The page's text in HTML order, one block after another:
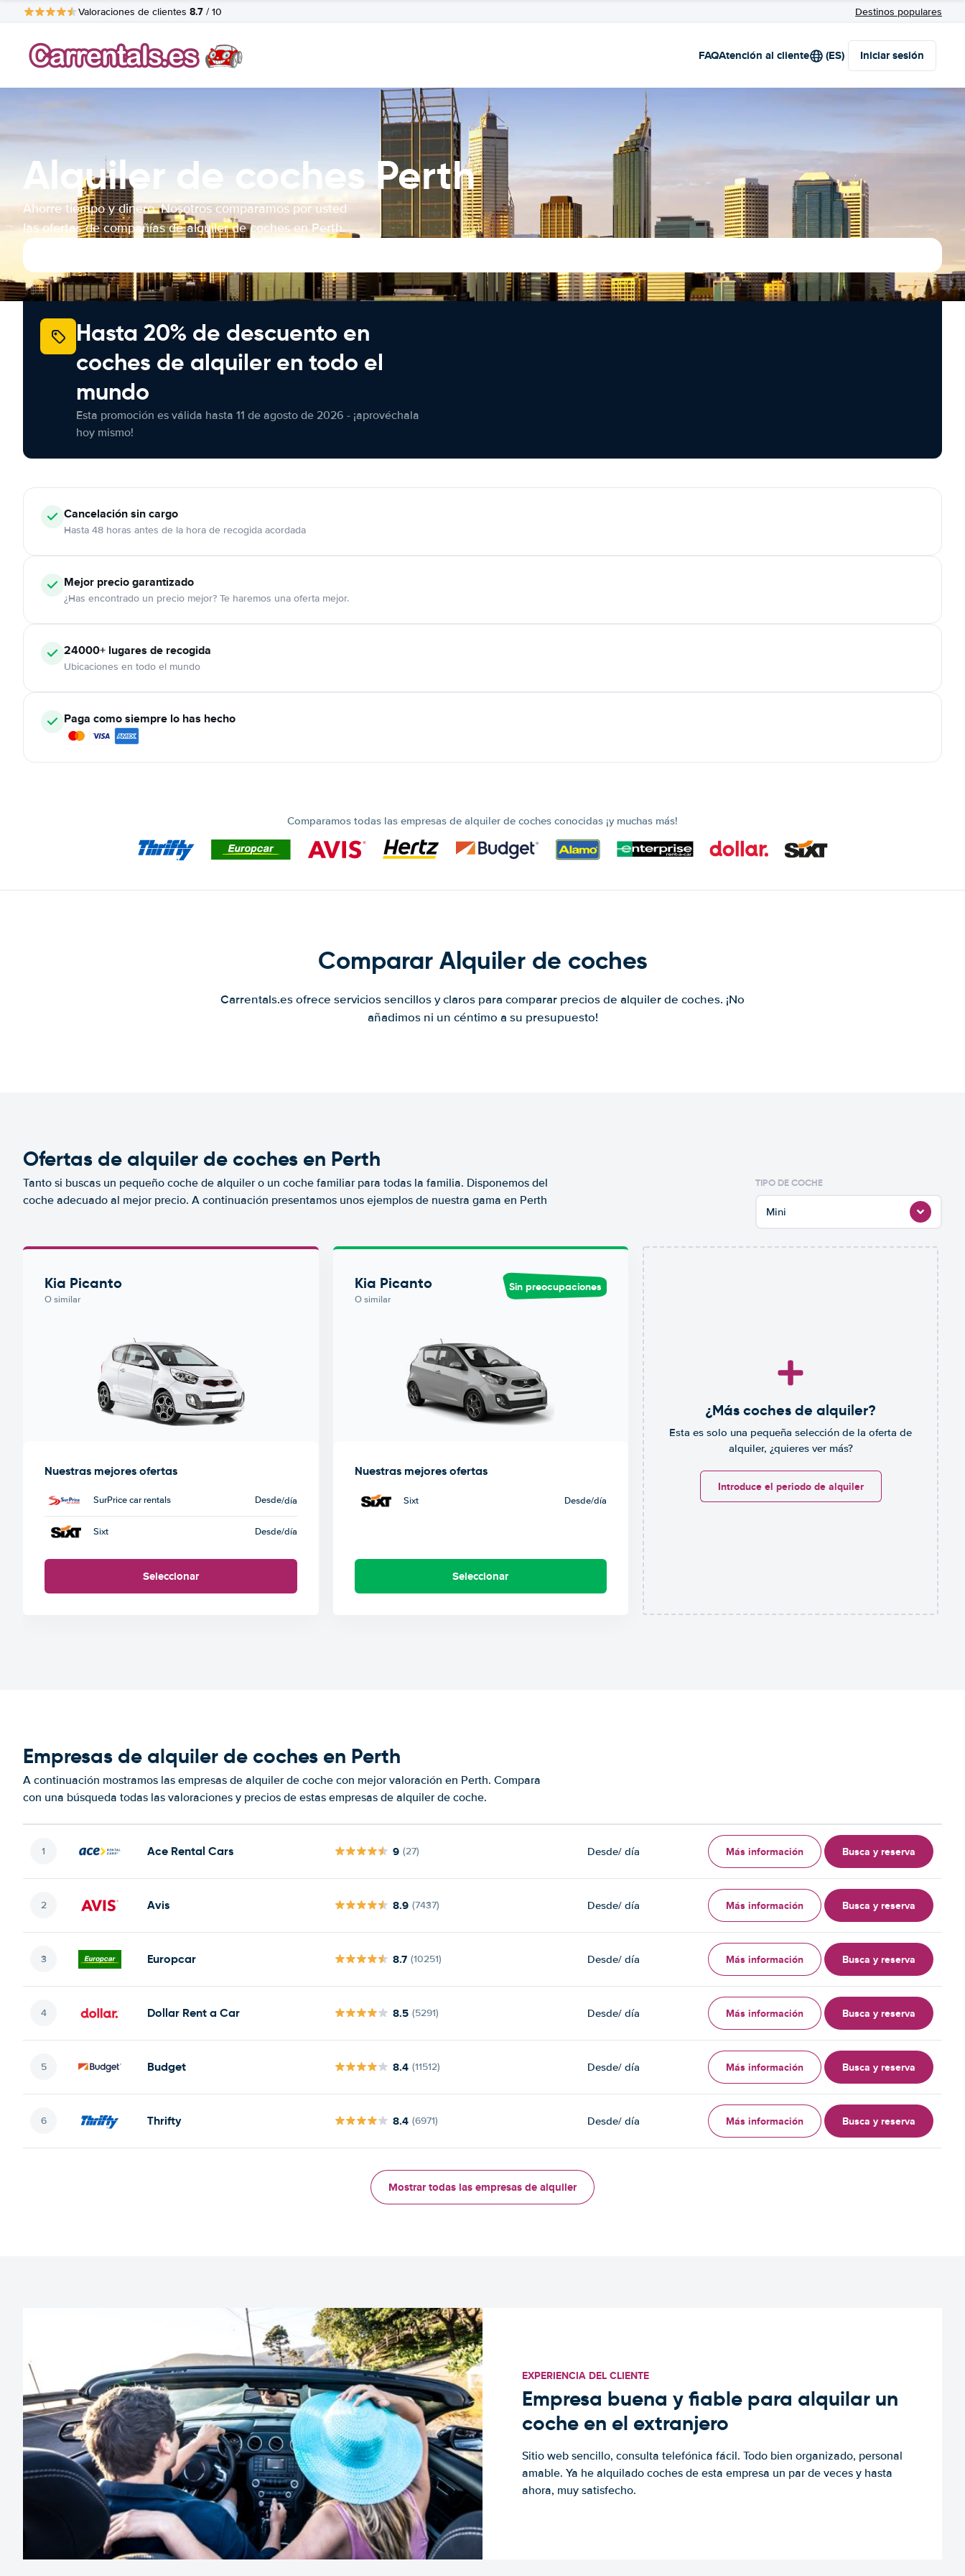
Valoraciones de clientes 8.7 / 10 Destinos populares
FAQAtención al cliente (ES) Iniciar sesión
Alquiler de coches Perth
Ahorre tiempo y dinero. Nosotros comparamos por usted
las ofertas de compañías de alquiler de coches en Perth.
Hasta 20% de descuento en
coches de alquiler en todo el
mundo
Esta promoción es válida hasta 11 de agosto de 2026 - ¡aprovéchala
hoy mismo!
Cancelaciónsin cargo
Hasta 48 horas antes de la hora de recogida acordada
Mejor precio garantizado
¿Has encontrado un precio mejor? Te haremos una oferta mejor.
24000+ lugares de recogida
Ubicaciones en todo el mundo
Paga como siempre lo has hecho
Comparamos todas las empresas de alquiler de coches conocidas ¡y muchas más!
Comparar Alquiler de coches
Carrentals.es ofrece servicios sencillos y claros para comparar precios de alquiler de coches. ¡No
añadimos ni un céntimo a su presupuesto!
Ofertas de alquiler de coches en Perth
Tanto si buscas un pequeño coche de alquiler o un coche familiar para todas la familia. Disponemos del
coche adecuado al mejor precio. A continuación presentamos unos ejemplos de nuestra gama en Perth
TIPO DE COCHE
Mini
Kia Picanto
O similar
Nuestras mejores ofertas
SurPrice car rentals Desde/día
Sixt Desde/día
Seleccionar
Kia Picanto
O similar
Sin preocupaciones
Nuestras mejores ofertas
Sixt Desde/día
Seleccionar
¿Más coches de alquiler?
Esta es solo una pequeña selección de la oferta de
alquiler, ¿quieres ver más?
Introduce el periodo de alquiler
Empresas de alquiler de coches en Perth
A continuación mostramos las empresas de alquiler de coche con mejor valoración en Perth. Compara
con una búsqueda todas las valoraciones y precios de estas empresas de alquiler de coche.
Ace Rental Cars 9 (27) Desde/ día Más información Busca y reserva
Avis 8.9 (7437) Desde/ día Más información Busca y reserva
Europcar 8.7 (10251) Desde/ día Más información Busca y reserva
Dollar Rent a Car 8.5 (5291) Desde/ día Más información Busca y reserva
Budget 8.4 (11512) Desde/ día Más información Busca y reserva
Thrifty 8.4 (6971) Desde/ día Más información Busca y reserva
Mostrar todas las empresas de alquiler
EXPERIENCIA DEL CLIENTE
Empresa buena y fiable para alquilar un
coche en el extranjero
Sitio web sencillo, consulta telefónica fácil. Todo bien organizado, personal
amable. Ya he alquilado coches de esta empresa un par de veces y hasta
ahora, muy satisfecho.